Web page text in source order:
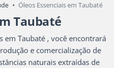
Óleos Essenciais em Taubaté
Taubaté
em Taubaté , você encontrará
e comercialização de
naturais extraídas de